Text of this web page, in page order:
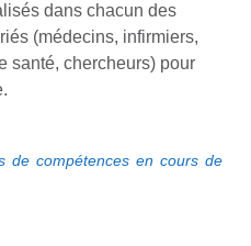
dans chacun des
(médecins, infirmiers,
santé, chercheurs) pour
de compétences en cours de